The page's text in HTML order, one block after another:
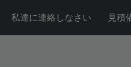
私達に連絡しなさい 見積